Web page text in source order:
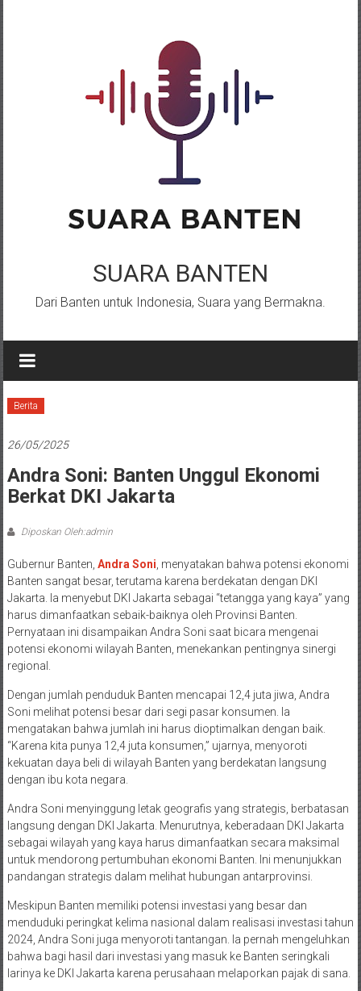
SUARA BANTEN
Dari Banten untuk Indonesia, Suara yang Bermakna.
Berita
26/05/2025
Andra Soni: Banten Unggul Ekonomi
Berkat DKI Jakarta
Diposkan Oleh:admin
Gubernur Banten, Andra Soni , menyatakan bahwa potensi ekonomi
Banten sangat besar, terutama karena berdekatan dengan DKI
Jakarta. Ia menyebut DKI Jakarta sebagai “tetangga yang kaya” yang
harus dimanfaatkan sebaik-baiknya oleh Provinsi Banten.
Pernyataan ini disampaikan Andra Soni saat bicara mengenai
potensi ekonomi wilayah Banten, menekankan pentingnya sinergi
regional.
Dengan jumlah penduduk Banten mencapai 12,4 juta jiwa, Andra
Soni melihat potensi besar dari segi pasar konsumen. Ia
mengatakan bahwa jumlah ini harus dioptimalkan dengan baik.
“Karena kita punya 12,4 juta konsumen,” ujarnya, menyoroti
kekuatan daya beli di wilayah Banten yang berdekatan langsung
dengan ibu kota negara.
Andra Soni menyinggung letak geografis yang strategis, berbatasan
langsung dengan DKI Jakarta. Menurutnya, keberadaan DKI Jakarta
sebagai wilayah yang kaya harus dimanfaatkan secara maksimal
untuk mendorong pertumbuhan ekonomi Banten. Ini menunjukkan
pandangan strategis dalam melihat hubungan antarprovinsi.
Meskipun Banten memiliki potensi investasi yang besar dan
menduduki peringkat kelima nasional dalam realisasi investasi tahun
2024, Andra Soni juga menyoroti tantangan. Ia pernah mengeluhkan
bahwa bagi hasil dari investasi yang masuk ke Banten seringkali
larinya ke DKI Jakarta karena perusahaan melaporkan pajak di sana.